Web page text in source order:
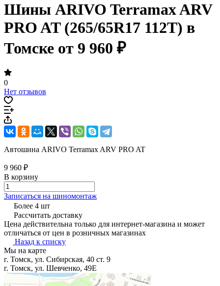
Шины ARIVO Terramax ARV
PRO AT (265/65R17 112T) в
Томске от 9 960 ₽
0
Нет отзывов
Автошина ARIVO Terramax ARV PRO AT
9 960 ₽
В корзину
Записаться на шиномонтаж
Более 4 шт
Рассчитать доставку
Цена действительна только для интернет-магазина и может
отличаться от цен в розничных магазинах
Назад к списку
Мы на карте
г. Томск, ул. Сибирская, 40 ст. 9
г. Томск, ул. Шевченко, 49Е